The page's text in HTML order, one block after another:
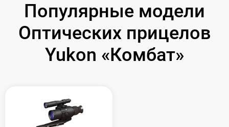
Популярные модели
Оптических прицелов
Yukon «Комбат»